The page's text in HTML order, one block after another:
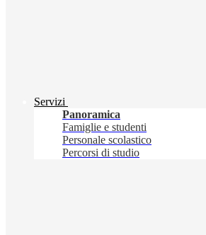
Servizi
Panoramica
Famiglie e studenti
Personale scolastico
Percorsi di studio